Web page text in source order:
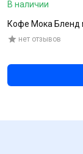
В наличии
Кофе Мока Бленд
нет отзывов